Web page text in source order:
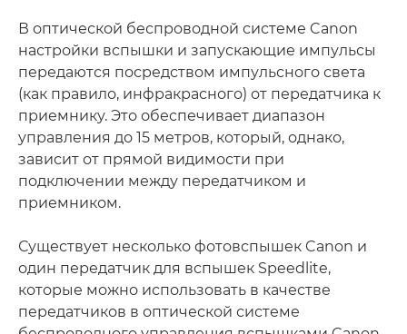
В оптической беспроводной системе Canon
настройки вспышки и запускающие импульсы
передаются посредством импульсного света
(как правило, инфракрасного) от передатчика к
приемнику. Это обеспечивает диапазон
управления до 15 метров, который, однако,
зависит от прямой видимости при
подключении между передатчиком и
приемником.
Существует несколько фотовспышек Canon и
один передатчик для вспышек Speedlite,
которые можно использовать в качестве
передатчиков в оптической системе